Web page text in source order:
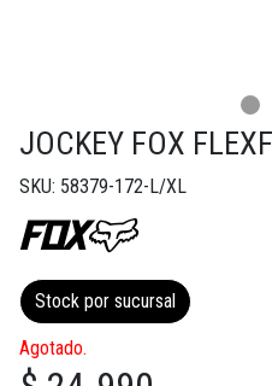
JOCKEY FOX
SKU: 58379-172-L/XL
Stock por sucursal
Agotado.